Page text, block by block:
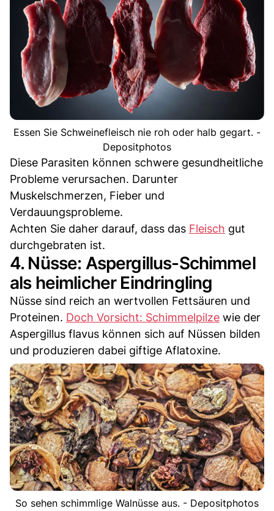
Essen Sie Schweinefleisch nie roh oder halb gegart. -
Depositphotos
Diese Parasiten können schwere gesundheitliche
Probleme verursachen. Darunter
Muskelschmerzen, Fieber und
Verdauungsprobleme.
Achten Sie daher darauf, dass das Fleisch gut
durchgebraten ist.
4. Nüsse: Aspergillus-Schimmel
als heimlicher Eindringling
Nüsse sind reich an wertvollen Fettsäuren und
Proteinen. Doch Vorsicht: Schimmelpilze wie der
Aspergillus flavus können sich auf Nüssen bilden
und produzieren dabei giftige Aflatoxine.
So sehen schimmlige Walnüsse aus. - Depositphotos